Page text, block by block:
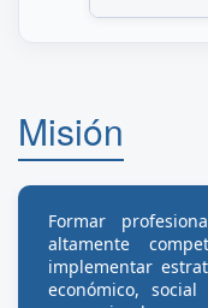
Misión
Formar
altamente
implementar
económico,